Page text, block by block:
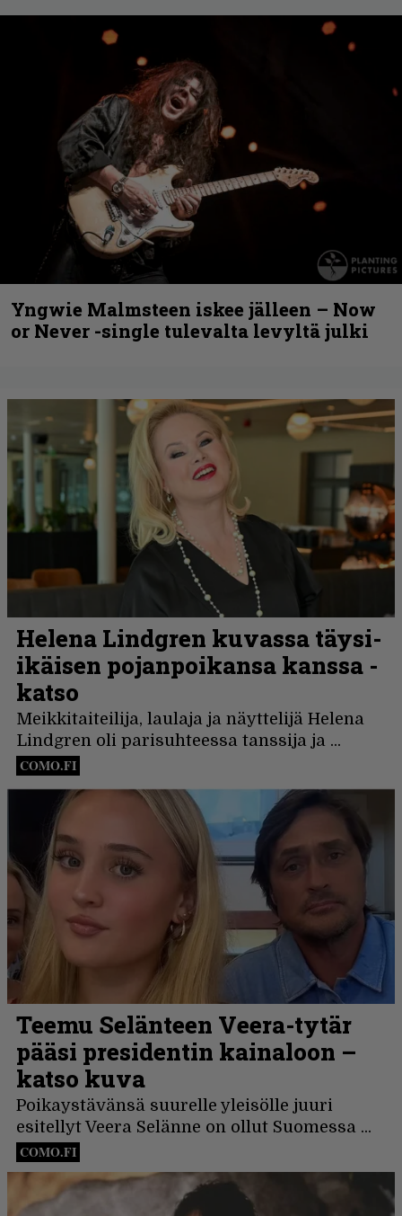
Yngwie Malmsteen iskee jälleen – Now
or Never -single tulevalta levyltä julki